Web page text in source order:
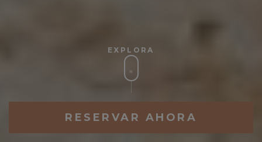
RESERVAR AHORA
EXPLORA